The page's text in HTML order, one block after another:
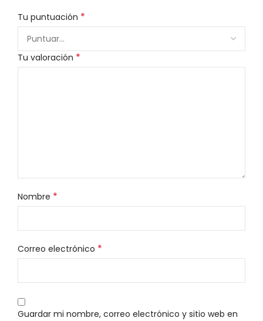
Tu puntuación *
Tu valoración *
Nombre *
Correo electrónico *
Guardar mi nombre, correo electrónico y sitio web en